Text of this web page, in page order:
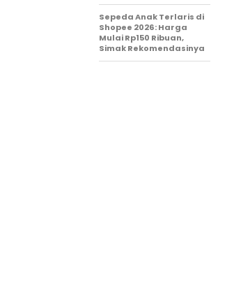
Sepeda Anak Terlaris di
Shopee 2026: Harga
Mulai Rp150 Ribuan,
Simak Rekomendasinya